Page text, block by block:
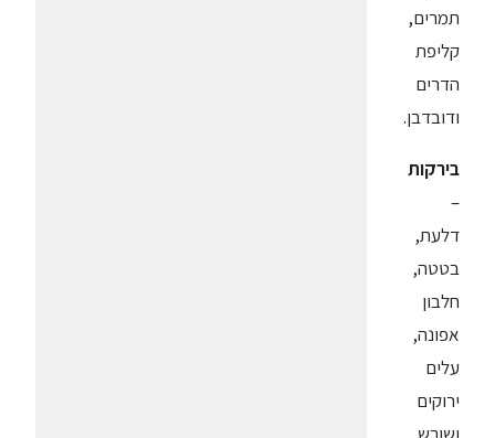
תמרים,
קליפת
הדרים
ודובדבן.
בירקות
–
דלעת,
בטטה,
חלבון
אפונה,
עלים
ירוקים